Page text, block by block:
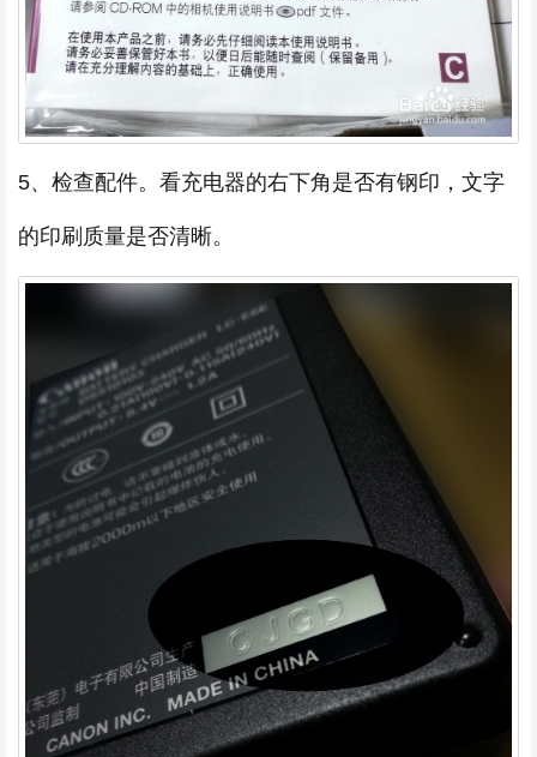
5、检查配件。看充电器的右下角是否有钢印，文字
的印刷质量是否清晰。